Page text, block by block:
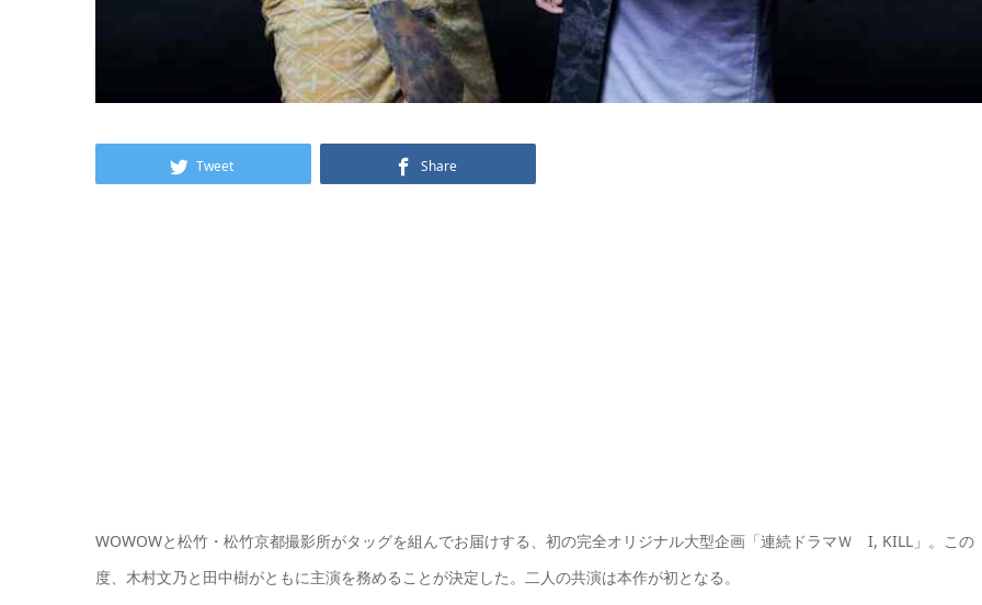
Tweet Share
WOWOWと松竹・松竹京都撮影所がタッグを組んでお届けする、初の完全オリジナル大型企画「連続ドラマＷ I, KILL」。この
度、木村文乃と田中樹がともに主演を務めることが決定した。二人の共演は本作が初となる。